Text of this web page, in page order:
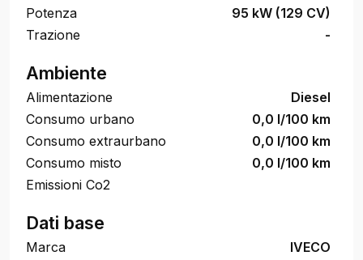
Potenza
95 kW (129 CV)
Trazione
-
Ambiente
Alimentazione
Diesel
Consumo urbano
0,0 l/100 km
Consumo extraurbano
0,0 l/100 km
Consumo misto
0,0 l/100 km
Emissioni Co2
Dati base
Marca
IVECO